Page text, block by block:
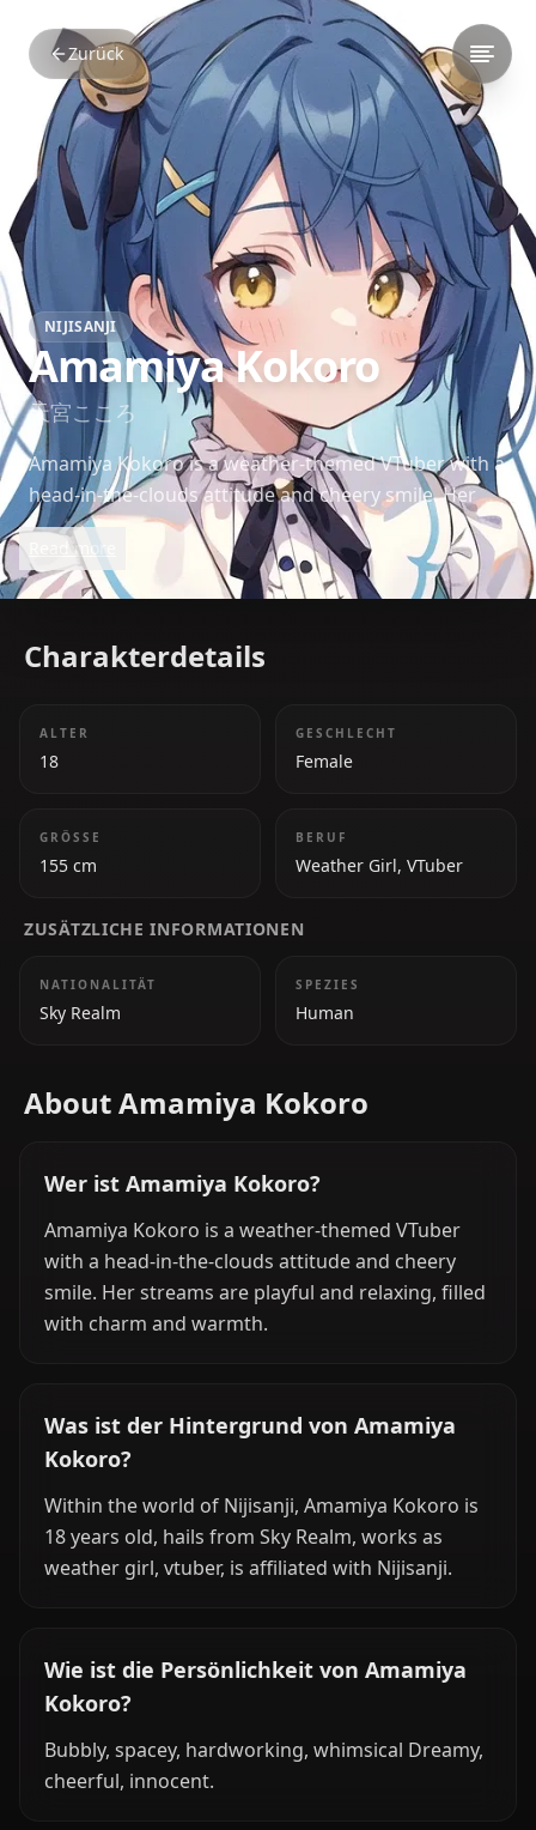
Zurück
NIJISANJI
Amamiya Kokoro
天宮こころ
Amamiya Kokoro is a weather-themed VTuber with a
head-in-the-clouds attitude and cheery smile. Her
streams are playful and relaxing, filled with charm
and warmth.
Read more
Charakterdetails
ALTER
18
GESCHLECHT
Female
GRÖSSE
155 cm
BERUF
Weather Girl, VTuber
ZUSÄTZLICHE INFORMATIONEN
NATIONALITÄT
Sky Realm
SPEZIES
Human
About Amamiya Kokoro
Wer ist Amamiya Kokoro?
Amamiya Kokoro is a weather-themed VTuber
with a head-in-the-clouds attitude and cheery
smile. Her streams are playful and relaxing, filled
with charm and warmth.
Was ist der Hintergrund von Amamiya
Kokoro?
Within the world of Nijisanji, Amamiya Kokoro is
18 years old, hails from Sky Realm, works as
weather girl, vtuber, is affiliated with Nijisanji.
Wie ist die Persönlichkeit von Amamiya
Kokoro?
Bubbly, spacey, hardworking, whimsical Dreamy,
cheerful, innocent.